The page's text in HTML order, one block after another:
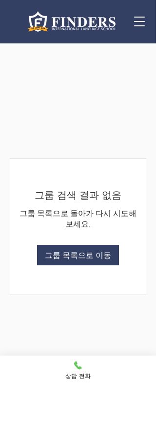
그룹 검색 결과 없음
그룹 목록으로 돌아가 다시 시도해
보세요.
그룹 목록으로 이동
상담 전화